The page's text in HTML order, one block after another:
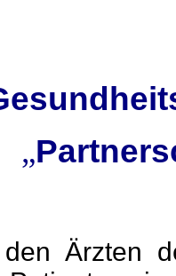
„
Ärzten